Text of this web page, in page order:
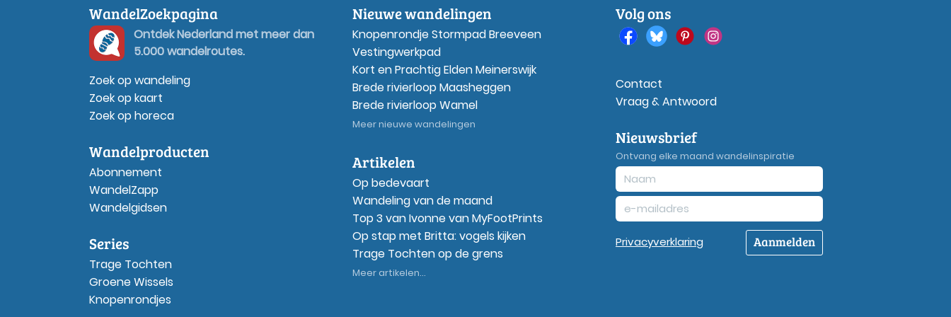
WandelZoekpagina
Ontdek Nederland met meer dan
5.000 wandelroutes.
Zoek op wandeling
Zoek op kaart
Zoek op horeca
Wandelproducten
Abonnement
WandelZapp
Wandelgidsen
Series
Trage Tochten
Groene Wissels
Knopenrondjes
Nieuwe wandelingen
Knopenrondje Stormpad Breeveen
Vestingwerkpad
Kort en Prachtig Elden Meinerswijk
Brede rivierloop Maasheggen
Brede rivierloop Wamel
Meer nieuwe wandelingen
Artikelen
Op bedevaart
Wandeling van de maand
Top 3 van Ivonne van MyFootPrints
Op stap met Britta: vogels kijken
Trage Tochten op de grens
Meer artikelen...
Volg ons
Contact
Vraag & Antwoord
Nieuwsbrief
Ontvang elke maand wandelinspiratie
Privacyverklaring Aanmelden